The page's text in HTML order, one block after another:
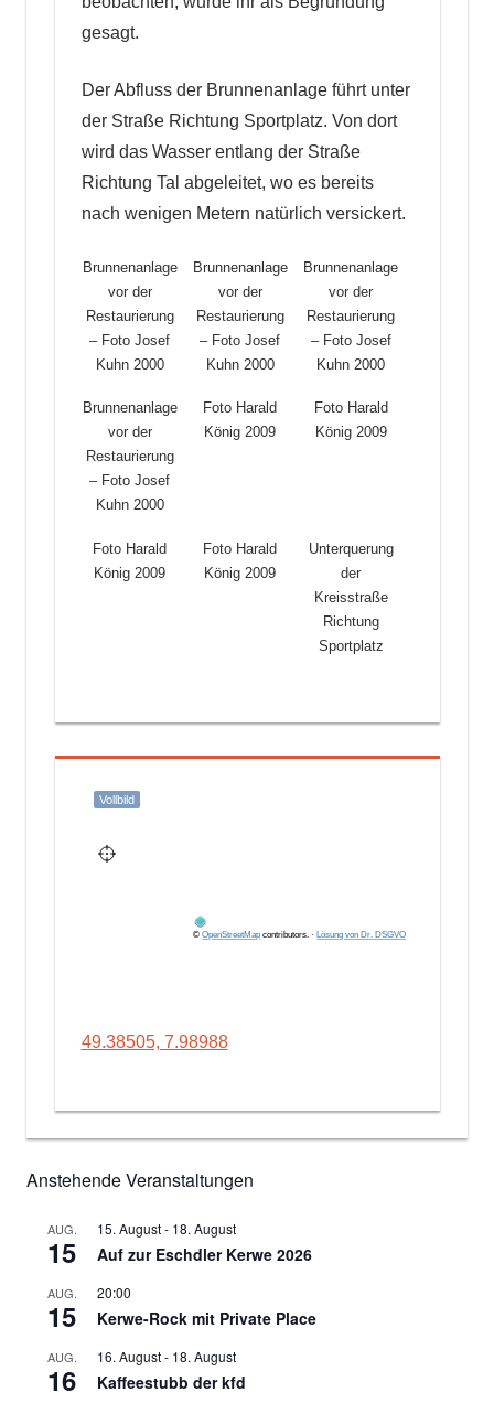
gesagt.
Der Abfluss der Brunnenanlage führt unter
der Straße Richtung Sportplatz. Von dort
wird das Wasser entlang der Straße
Richtung Tal abgeleitet, wo es bereits
nach wenigen Metern natürlich versickert.
Brunnenanlage
vor der
Restaurierung
– Foto Josef
Kuhn 2000
Brunnenanlage
vor der
Restaurierung
– Foto Josef
Kuhn 2000
Brunnenanlage
vor der
Restaurierung
– Foto Josef
Kuhn 2000
Brunnenanlage
vor der
Restaurierung
– Foto Josef
Kuhn 2000
Foto Harald
König 2009
Foto Harald
König 2009
Foto Harald
König 2009
Foto Harald
König 2009
Unterquerung
der
Kreisstraße
Richtung
Sportplatz
©OpenStreetMap contributors. · Lösung von Dr. DSGVO
Vollbild
49.38505, 7.98988
Anstehende Veranstaltungen
AUG.
15
15. August- 18. August
Auf zur Eschdler Kerwe 2026
AUG.
15
20:00
Kerwe-Rock mit Private Place
AUG.
16
16. August- 18. August
Kaffeestubb der kfd